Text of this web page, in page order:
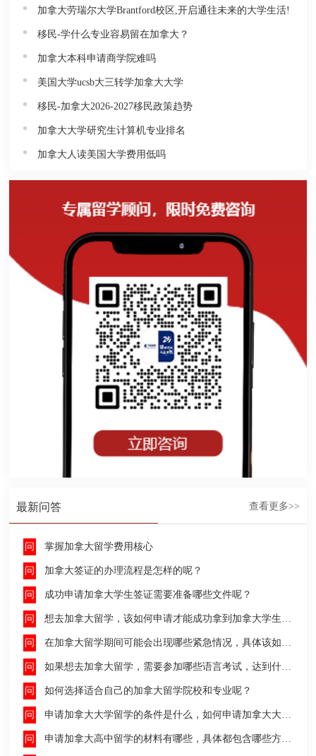
加拿大劳瑞尔大学Brantford校区,开启通往未来的大学生活!
移民-学什么专业容易留在加拿大？
加拿大本科申请商学院难吗
美国大学ucsb大三转学加拿大大学
移民-加拿大2026-2027移民政策趋势
加拿大大学研究生计算机专业排名
加拿大人读美国大学费用低吗
最新问答 查看更多>>
掌握加拿大留学费用核心
加拿大签证的办理流程是怎样的呢？
成功申请加拿大学生签证需要准备哪些文件呢？
想去加拿大留学，该如何申请才能成功拿到加拿大学生签证呢？
在加拿大留学期间可能会出现哪些紧急情况，具体该如何去处理这些紧急情况呢？
如果想去加拿大留学，需要参加哪些语言考试，达到什么水平才能申请呢？
如何选择适合自己的加拿大留学院校和专业呢？
申请加拿大大学留学的条件是什么，如何申请加拿大大学留学，留学的费用及签证申请流程是什么？
申请加拿大高中留学的材料有哪些，具体都包含哪些方面呢？